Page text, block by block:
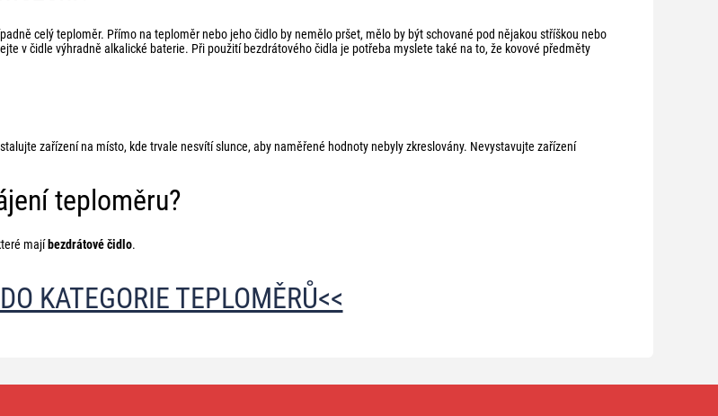
celý teploměr. Přímo na teploměr nebo jeho čidlo by nemělo pršet, mělo by být schované pod nějakou stříškou nebo
v čidle výhradně alkalické baterie. Při použití bezdrátového čidla je potřeba myslete také na to, že kovové předměty
zařízení na místo, kde trvale nesvítí slunce, aby naměřené hodnoty nebyly zkreslovány. Nevystavujte zařízení
teploměru?
mají bezdrátové čidlo.
KATEGORIE TEPLOMĚRŮ<<